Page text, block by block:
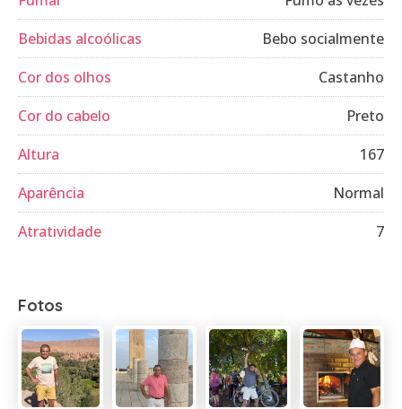
Bebidas alcoólicas
Bebo socialmente
Cor dos olhos
Castanho
Cor do cabelo
Preto
Altura
167
Aparência
Normal
Atratividade
7
Fotos